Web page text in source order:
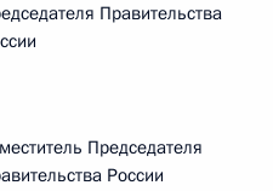
Правительства
Председателя
России